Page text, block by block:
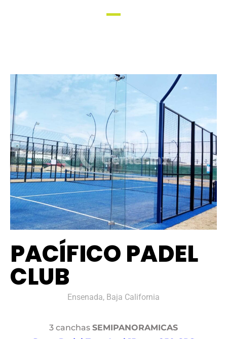
PACÍFICO PADEL
CLUB
Ensenada, Baja California
3 canchas SEMIPANORAMICAS